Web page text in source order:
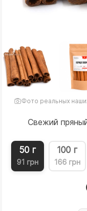
Фото реальных
Свежий
50 г
91 грн
100 г
166 грн